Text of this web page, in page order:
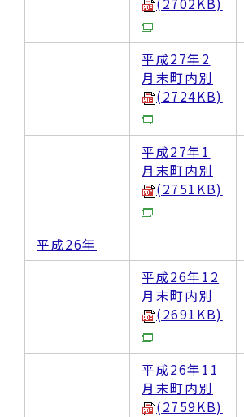
平成27年2
月末町内別
(2724KB)
平成27年1
月末町内別
(2751KB)
平成26年
平成26年12
月末町内別
(2691KB)
平成26年11
月末町内別
(2759KB)